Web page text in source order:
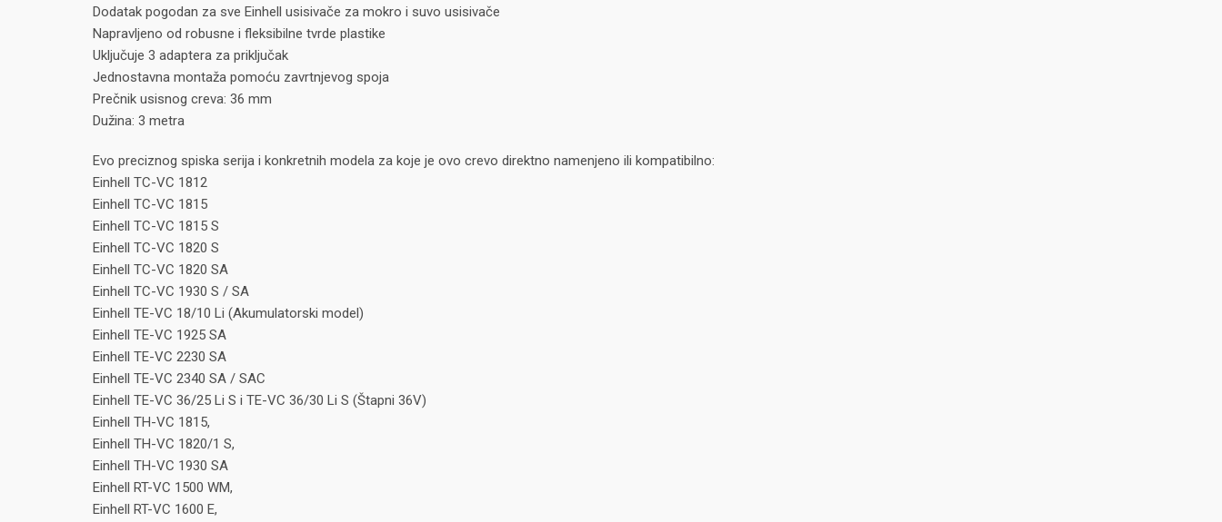
Dodatak pogodan za sve Einhell usisivače za mokro i suvo usisivače
Napravljeno od robusne i fleksibilne tvrde plastike
Uključuje 3 adaptera za priključak
Jednostavna montaža pomoću zavrtnjevog spoja
Prečnik usisnog creva: 36 mm
Dužina: 3 metra
Evo preciznog spiska serija i konkretnih modela za koje je ovo crevo direktno namenjeno ili kompatibilno:
Einhell TC-VC 1812
Einhell TC-VC 1815
Einhell TC-VC 1815 S
Einhell TC-VC 1820 S
Einhell TC-VC 1820 SA
Einhell TC-VC 1930 S / SA
Einhell TE-VC 18/10 Li (Akumulatorski model)
Einhell TE-VC 1925 SA
Einhell TE-VC 2230 SA
Einhell TE-VC 2340 SA / SAC
Einhell TE-VC 36/25 Li S i TE-VC 36/30 Li S (Štapni 36V)
Einhell TH-VC 1815,
Einhell TH-VC 1820/1 S,
Einhell TH-VC 1930 SA
Einhell RT-VC 1500 WM,
Einhell RT-VC 1600 E,